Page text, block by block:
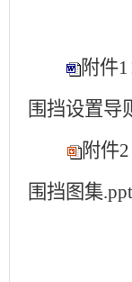
附件
围挡设置导
附件
围挡图集